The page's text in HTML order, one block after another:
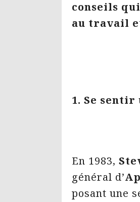
conseils
au travail
1. Se
En 1983,
général d’
posant une